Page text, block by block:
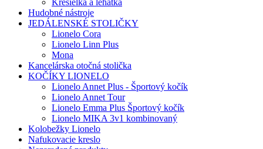
Kresielka a lehátka
Hudobné nástroje
JEDÁLENSKÉ STOLIČKY
Lionelo Cora
Lionelo Linn Plus
Mona
Kancelárska otočná stolička
KOČÍKY LIONELO
Lionelo Annet Plus - Športový kočík
Lionelo Annet Tour
Lionelo Emma Plus Športový kočík
Lionelo MIKA 3v1 kombinovaný
Kolobežky Lionelo
Nafukovacie kreslo